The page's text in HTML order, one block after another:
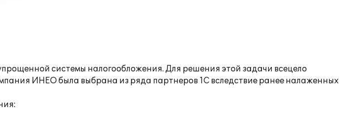
системы налогообложения. Для решения этой задачи всецело
ИНЕО была выбрана из ряда партнеров 1С вследствие ранее налаженных